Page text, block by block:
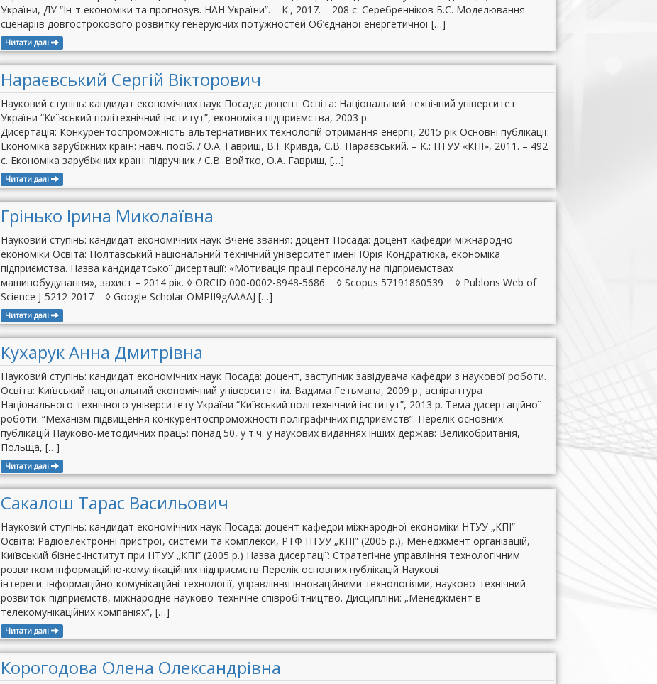
України, ДУ “Ін-т економіки та прогнозув. НАН України”. – К., 2017. – 208 с. Серебренніков Б.С. Моделювання
сценаріїв довгострокового розвитку генеруючих потужностей Об’єднаної енергетичної […]
Читати далі
Нараєвський Сергій Вікторович
Науковий ступінь: кандидат економічних наук Посада: доцент Освіта: Національний технічний університет
України “Київський політехнічний інститут”, економіка підприємства, 2003 р.
Дисертація: Конкурентоспроможність альтернативних технологій отримання енергії, 2015 рік Основні публікації:
Економіка зарубіжних країн: навч. посіб. / О.А. Гавриш, В.І. Кривда, С.В. Нараєвський. – К.: НТУУ «КПІ», 2011. – 492
с. Економіка зарубіжних країн: підручник / С.В. Войтко, О.А. Гавриш, […]
Читати далі
Грінько Ірина Миколаївна
Науковий ступінь: кандидат економічних наук Вчене звання: доцент Посада: доцент кафедри міжнародної
економіки Освіта: Полтавський національний технічний університет імені Юрія Кондратюка, економіка
підприємства. Назва кандидатської дисертації: «Мотивація праці персоналу на підприємствах
машинобудування», захист – 2014 рік. ◊ ORCID 000-0002-8948-5686 ◊ Scopus 57191860539 ◊ Publons Web of
Science J-5212-2017 ◊ Google Scholar OMPII9gAAAAJ […]
Читати далі
Кухарук Анна Дмитрівна
Науковий ступінь: кандидат економічних наук Посада: доцент, заступник завідувача кафедри з наукової роботи.
Освіта: Київський національний економічний університет ім. Вадима Гетьмана, 2009 р.; аспірантура
Національного технічного університету України “Київський політехнічний інститут”, 2013 р. Тема дисертаційної
роботи: “Механізм підвищення конкурентоспроможності поліграфічних підприємств”. Перелік основних
публікацій Науково-методичних праць: понад 50, у т.ч. у наукових виданнях інших держав: Великобританія,
Польща, […]
Читати далі
Сакалош Тарас Васильович
Науковий ступінь: кандидат економічних наук Посада: доцент кафедри міжнародної економіки НТУУ „КПІ”
Освіта: Радіоелектронні пристрої, системи та комплекси, РТФ НТУУ „КПІ” (2005 р.), Менеджмент організацій,
Київський бізнес-інститут при НТУУ „КПІ” (2005 р.) Назва дисертації: Стратегічне управління технологічним
розвитком інформаційно-комунікаційних підприємств Перелік основних публікацій Наукові
інтереси: інформаційно-комунікаційні технології, управління інноваційними технологіями, науково-технічний
розвиток підприємств, міжнародне науково-технічне співробітництво. Дисципліни: „Менеджмент в
телекомунікаційних компаніях”, […]
Читати далі
Корогодова Олена Олександрівна